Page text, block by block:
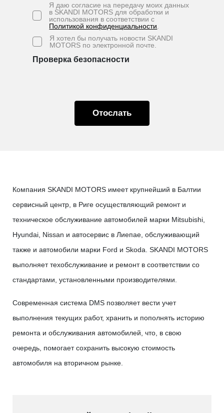
Я даю согласие на передачу моих данных
в SKANDI MOTORS для обработки и
использования в соответствии с
Политикой конфиденциальности
Я хотел бы получать новости SKANDI
MOTORS по электронной почте.
Проверка безопасности
Oтослать
Компания SKANDI MOTORS имеет крупнейший в Балтии
сервисный центр, в Риге осуществляющий ремонт и
техническое обслуживание автомобилей марки Mitsubishi,
Hyundai, Nissan и автосервис в Лиепае, обслуживающий
также и автомобили марки Ford и Skoda. SKANDI MOTORS
выполняет техобслуживание и ремонт в соответствии со
стандартами, установленными производителями.
Современная система DMS позволяет вести учет
выполнения текущих работ, хранить и пополнять историю
ремонта и обслуживания автомобилей, что, в свою
очередь, помогает сохранить высокую стоимость
автомобиля на вторичном рынке.